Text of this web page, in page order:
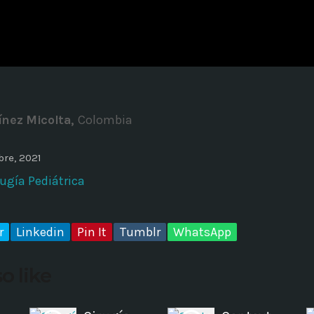
Time
Micolta, Colombia
2021
Pediátrica
Linkedin Pin It Tumblr WhatsApp